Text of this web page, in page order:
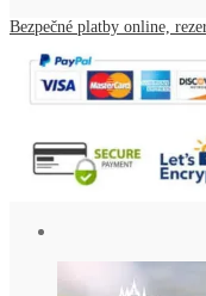
Bezpečné platby online,